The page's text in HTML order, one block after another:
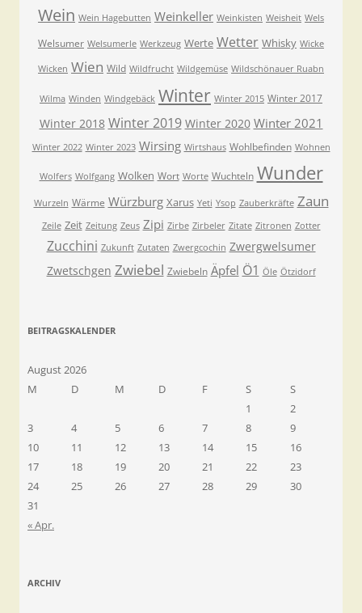
Wein Wein Hagebutten Weinkeller Weinkisten Weisheit Wels
Welsumer Welsumerle Werkzeug Werte Wetter Whisky Wicke
Wicken Wien Wild Wildfrucht Wildgemüse Wildschönauer Ruabn
Wilma Winden Windgebäck Winter Winter 2015 Winter 2017
Winter 2018 Winter 2019 Winter 2020 Winter 2021
Winter 2022 Winter 2023 Wirsing Wirtshaus Wohlbefinden Wohnen
Wolfers Wolfgang Wolken Wort Worte Wuchteln Wunder
Wurzeln Wärme Würzburg Xarus Yeti Ysop Zauberkräfte Zaun
Zeile Zeit Zeitung Zeus Zipi Zirbe Zirbeler Zitate Zitronen Zotter
Zucchini Zukunft Zutaten Zwergcochin Zwergwelsumer
Zwetschgen Zwiebel Zwiebeln Äpfel Ö1 Öle Ötzidorf
BEITRAGSKALENDER
August 2026
M
D M D F S
S
1
2
3
4 5 6 7 8
9
10
11 12 13 14 15
16
17
18 19 20 21 22
23
24
25 26 27 28 29
30
31
« Apr.
ARCHIV